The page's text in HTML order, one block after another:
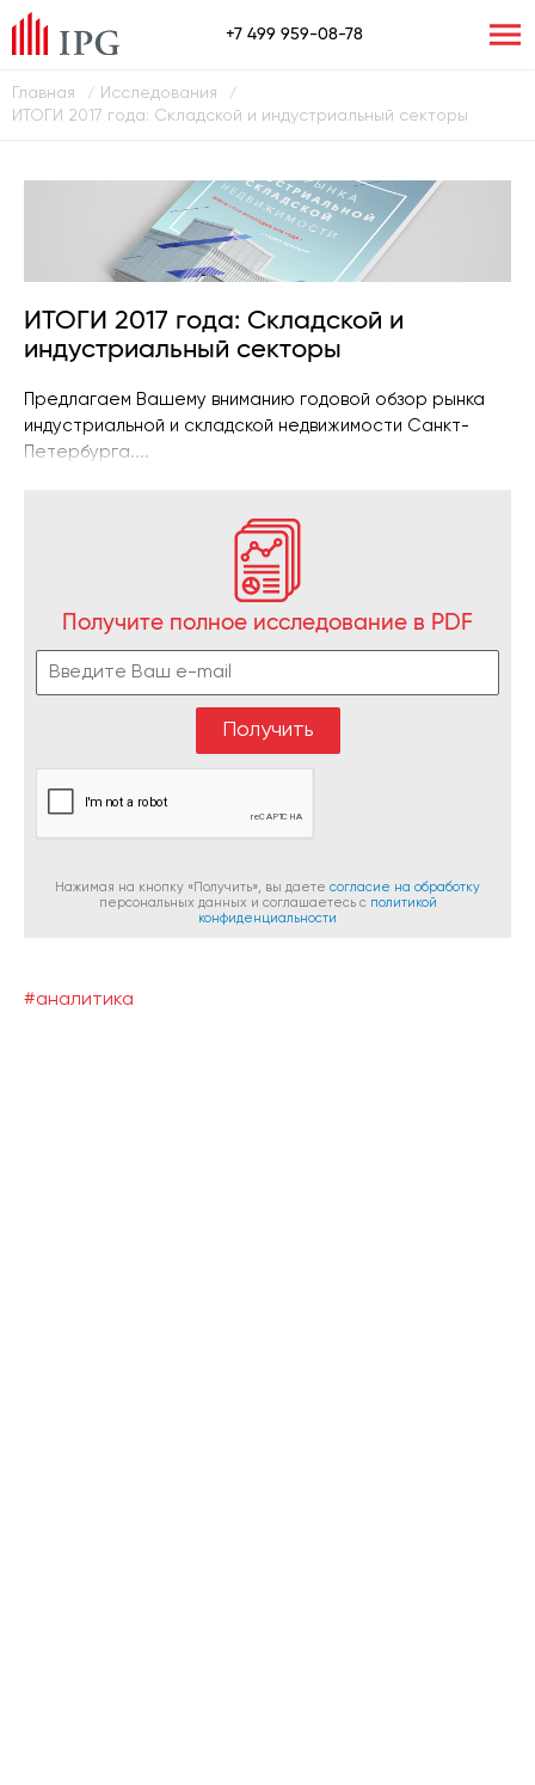
+7 499 959-08-78
Главная / Исследования /
ИТОГИ 2017 года: Складской и индустриальный секторы
ИТОГИ 2017 года: Складской и
индустриальный секторы
Предлагаем Вашему вниманию годовой обзор рынка
индустриальной и складской недвижимости Санкт-
Петербурга....
Получите полное исследование в PDF
Нажимая на кнопку «Получить», вы даете согласие на обработку
персональных данных и соглашаетесь c политикой
конфиденциальности
#аналитика